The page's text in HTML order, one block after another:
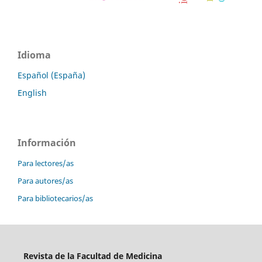
Idioma
Español (España)
English
Información
Para lectores/as
Para autores/as
Para bibliotecarios/as
Revista de la Facultad de Medicina